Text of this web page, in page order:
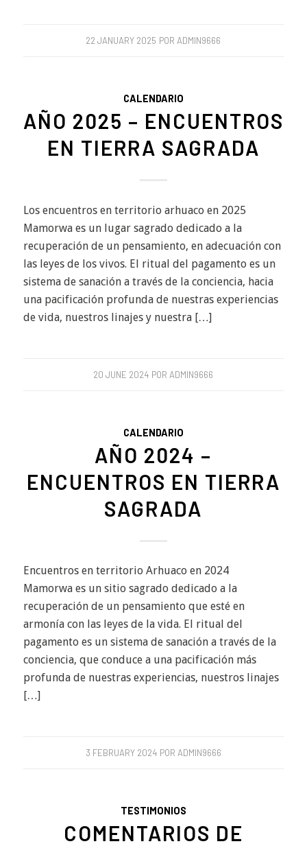
22 JANUARY 2025 PORADMIN9666
CALENDARIO
AÑO 2025 – ENCUENTROS
EN TIERRA SAGRADA
Los encuentros en territorio arhuaco en 2025
Mamorwa es un lugar sagrado dedicado a la
recuperación de un pensamiento, en adecuación con
las leyes de los vivos. El ritual del pagamento es un
sistema de sanación a través de la conciencia, hacia
una pacificación profunda de nuestras experiencias
de vida, nuestros linajes y nuestra […]
20 JUNE 2024 POR ADMIN9666
CALENDARIO
AÑO 2024 –
ENCUENTROS EN TIERRA
SAGRADA
Encuentros en territorio Arhuaco en 2024
Mamorwa es un sitio sagrado dedicado a la
recuperación de un pensamiento que esté en
armonía con las leyes de la vida. El ritual del
pagamento es un sistema de sanación a través de la
conciencia, que conduce a una pacificación más
profunda de nuestras experiencias, nuestros linajes
[…]
3 FEBRUARY 2024 POR ADMIN9666
TESTIMONIOS
COMENTARIOS DE